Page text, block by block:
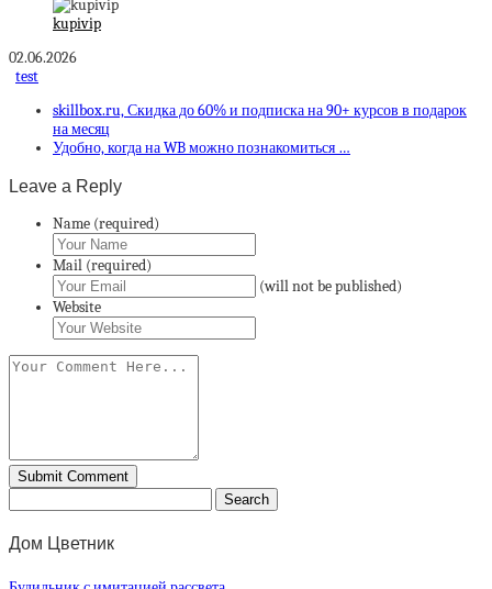
kupivip
02.06.2026
test
skillbox.ru, Скидка до 60% и подписка на 90+ курсов в подарок
на месяц
Удобно, когда на WB можно познакомиться …
Leave a Reply
Name (required)
Mail (required)
(will not be published)
Website
Дом Цветник